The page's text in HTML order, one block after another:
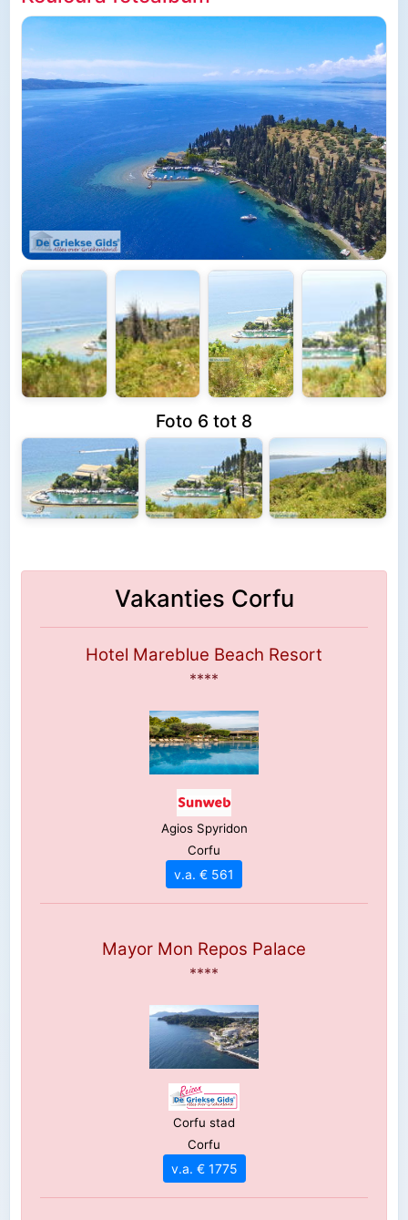
Foto 6 tot 8
Vakanties Corfu
Hotel Mareblue Beach Resort
****
Agios Spyridon
Corfu
v.a. € 561
Mayor Mon Repos Palace
****
Corfu stad
Corfu
v.a. € 1775